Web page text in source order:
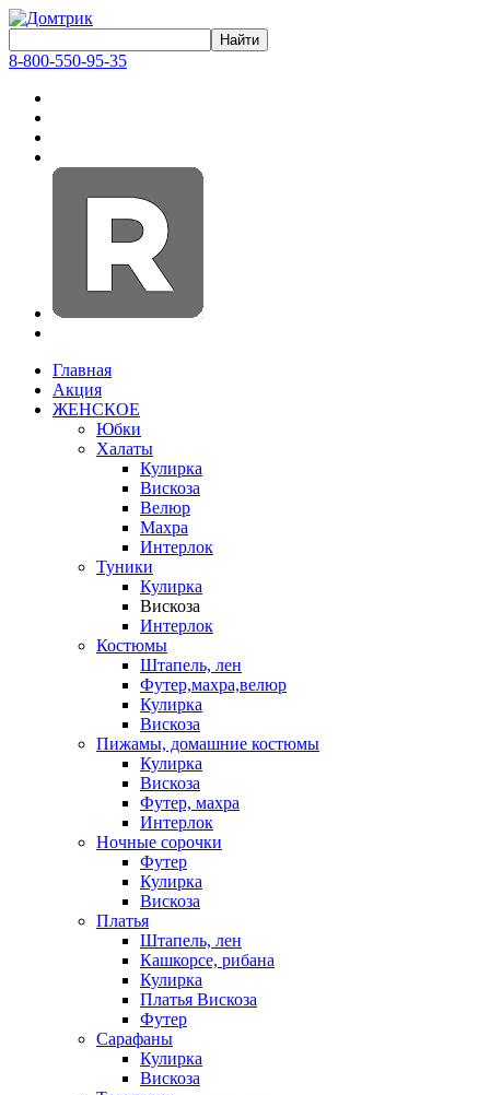
8-800-550-95-35
Главная
Акция
ЖЕНСКОЕ
Юбки
Халаты
Кулирка
Вискоза
Велюр
Махра
Интерлок
Туники
Кулирка
Вискоза
Интерлок
Костюмы
Штапель, лен
Футер,махра,велюр
Кулирка
Вискоза
Пижамы, домашние костюмы
Кулирка
Вискоза
Футер, махра
Интерлок
Ночные сорочки
Футер
Кулирка
Вискоза
Платья
Штапель, лен
Кашкорсе, рибана
Кулирка
Платья Вискоза
Футер
Сарафаны
Кулирка
Вискоза